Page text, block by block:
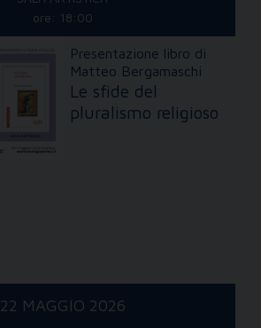
ore: 18:00
Presentazione libro di
Matteo Bergamaschi
Le sfide del
pluralismo religioso
22 MAGGIO 2026